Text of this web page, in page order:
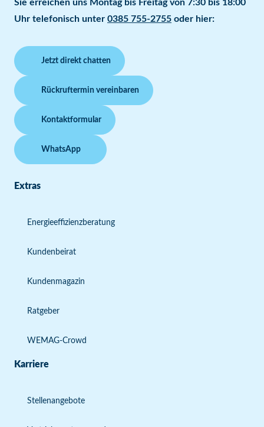
Sie erreichen uns Montag bis Freitag von 7:30 bis 18:00
Uhr telefonisch unter 0385 755-2755 oder hier:
Jetzt direkt chatten
Rückruftermin vereinbaren
Kontaktformular
WhatsApp
Extras
Energieeffizienzberatung
Kundenbeirat
Kundenmagazin
Ratgeber
WEMAG-Crowd
Karriere
Stellenangebote